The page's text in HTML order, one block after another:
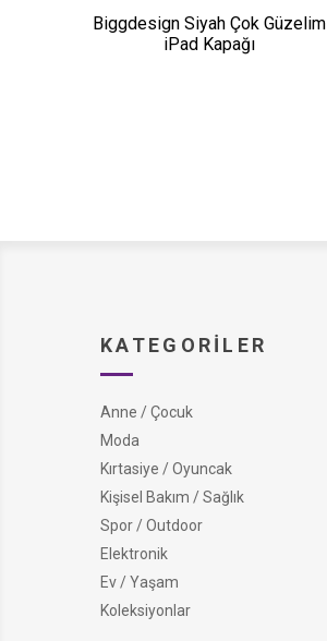
Biggdesign Siyah Çok Güzelim
iPad Kapağı
KATEGORILER
Anne / Çocuk
Moda
Kırtasiye / Oyuncak
Kişisel Bakım / Sağlık
Spor / Outdoor
Elektronik
Ev / Yaşam
Koleksiyonlar